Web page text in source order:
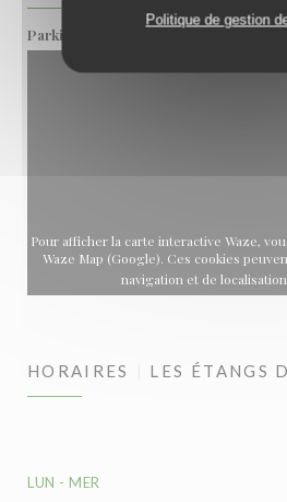
Politique de gestion
Parking Privé
Pour afficher la carte interactive Waze,
Waze Map (Google). Ces cookies
navigation et de
HORAIRES LES ÉTANGS
LUN - MER